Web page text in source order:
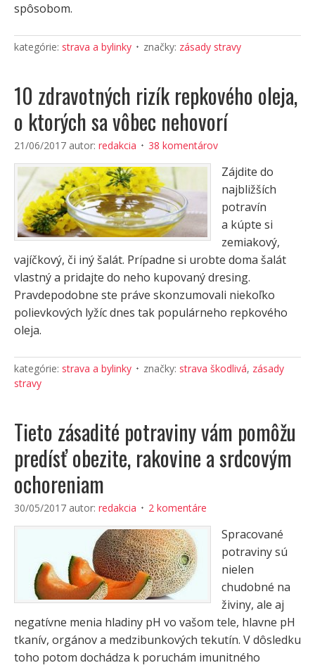
spôsobom.
kategórie: strava a bylinky značky: zásady stravy
10 zdravotných rizík repkového oleja,
o ktorých sa vôbec nehovorí
21/06/2017 autor: redakcia 38 komentárov
Zájdite do
najbližších
potravín
a kúpte si
zemiakový,
vajíčkový, či iný šalát. Prípadne si urobte doma šalát
vlastný a pridajte do neho kupovaný dresing.
Pravdepodobne ste práve skonzumovali niekoľko
polievkových lyžíc dnes tak populárneho repkového
oleja.
kategórie: strava a bylinky značky: strava škodlivá, zásady
stravy
Tieto zásadité potraviny vám pomôžu
predísť obezite, rakovine a srdcovým
ochoreniam
30/05/2017 autor: redakcia 2 komentáre
Spracované
potraviny sú
nielen
chudobné na
živiny, ale aj
negatívne menia hladiny pH vo vašom tele, hlavne pH
tkanív, orgánov a medzibunkových tekutín. V dôsledku
toho potom dochádza k poruchám imunitného